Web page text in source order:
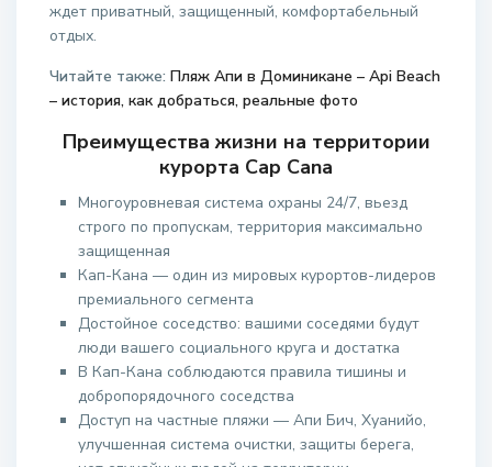
ждет приватный, защищенный, комфортабельный
отдых.
Читайте также: Пляж Апи в Доминикане – Api Beach
– история, как добраться, реальные фото
Преимущества жизни на территории
курорта Cap Cana
Многоуровневая система охраны 24/7, вьезд
строго по пропускам, территория максимально
защищенная
Кап-Кана — один из мировых курортов-лидеров
премиального сегмента
Достойное соседство: вашими соседями будут
люди вашего социального круга и достатка
В Кап-Кана соблюдаются правила тишины и
добропорядочного соседства
Доступ на частные пляжи — Апи Бич, Хуанийо,
улучшенная система очистки, защиты берега,